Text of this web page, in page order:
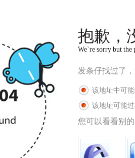
抱歉，
We`re sorry but the
发条仔找过了
该地址中可
该地址可能
您可以看看别